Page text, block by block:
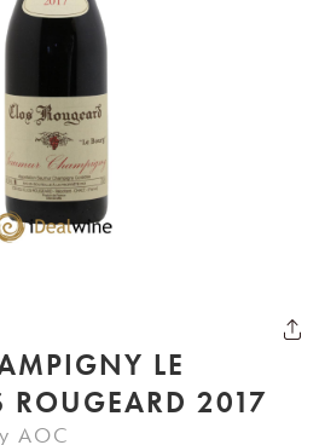
LE
BOURG CLOS ROUGEARD 2017
AOC